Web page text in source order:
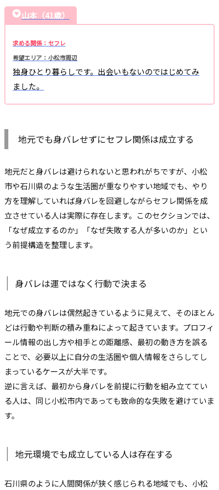
山本（41歳）
求める関係：セフレ
希望エリア：小松市周辺
独身ひとり暮らしです。出会いもないのではじめてみ
ました。
地元でも身バレせずにセフレ関係は成立する
地元だと身バレは避けられないと思われがちですが、小松
市や石川県のような生活圏が重なりやすい地域でも、やり
方を理解していれば身バレを回避しながらセフレ関係を成
立させている人は実際に存在します。このセクションでは、
「なぜ成立するのか」「なぜ失敗する人が多いのか」とい
う前提構造を整理します。
身バレは運ではなく行動で決まる
地元での身バレは偶然起きているように見えて、そのほとん
どは行動や判断の積み重ねによって起きています。プロフィ
ール情報の出し方や相手との距離感、最初の動き方を誤る
ことで、必要以上に自分の生活圏や個人情報をさらしてし
まっているケースが大半です。
逆に言えば、最初から身バレを前提に行動を組み立ててい
る人は、同じ小松市内であっても致命的な失敗を避けていま
す。
地元環境でも成立している人は存在する
石川県のように人間関係が狭く感じられる地域でも、小松